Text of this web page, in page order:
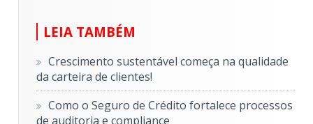
LEIA TAMBÉM
Crescimento sustentável começa na qualidade
da carteira de clientes!
Como o Seguro de Crédito fortalece processos
de auditoria e compliance